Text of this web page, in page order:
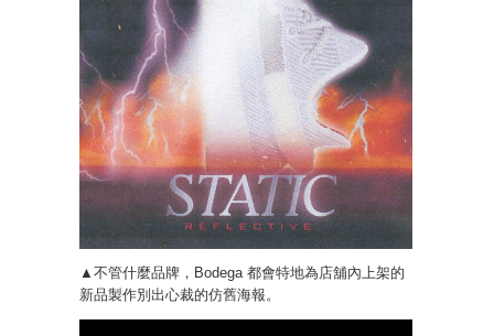
▲不管什麼品牌，Bodega 都會特地為店舖內上架的
新品製作別出心裁的仿舊海報。